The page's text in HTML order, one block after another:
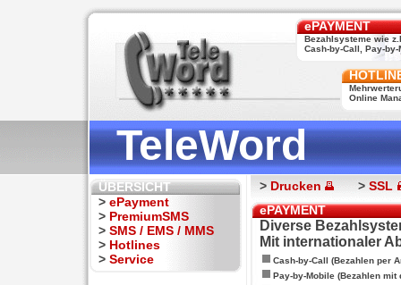
ePAYMENT
Bezahlsysteme wie
Cash-by-Call, Pay-by-
Online
TeleWord
ÜBERSICHT
> ePayment
> PremiumSMS
> SMS / EMS / MMS
> Hotlines
> Service
> Drucken > SSL
ePAYMENT
Diverse
Mit internationaler
Cash-by-Call (Bezahlen per
Pay-by-Mobile (Bezahlen mit